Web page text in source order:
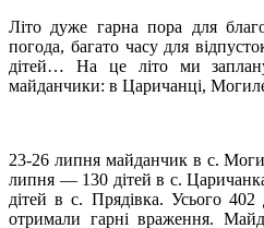
Літо дуже гарна пора для
погода, багато часу для
дітей… На це літо ми
майданчики: в Царичанці,
23-26 липня майданчик в с.
липня — 130 дітей в с.
дітей в с. Прядівка. Усього
отримали гарні враження.